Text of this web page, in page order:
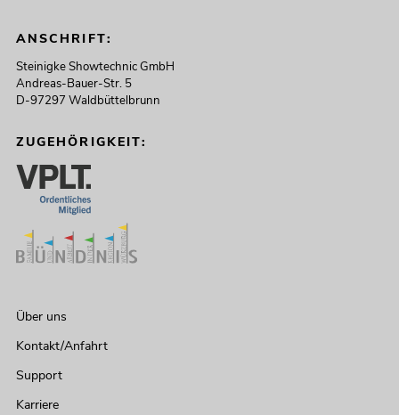
ANSCHRIFT:
Steinigke Showtechnic GmbH
Andreas-Bauer-Str. 5
D-97297 Waldbüttelbrunn
ZUGEHÖRIGKEIT:
Über uns
Kontakt/Anfahrt
Support
Karriere